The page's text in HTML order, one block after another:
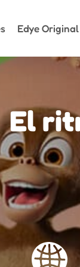
Edye Original
El